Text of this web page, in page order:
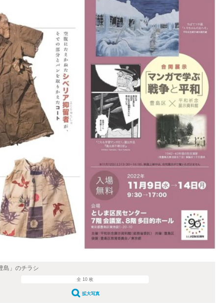
島」のチラシ
全 10 枚
拡大写真